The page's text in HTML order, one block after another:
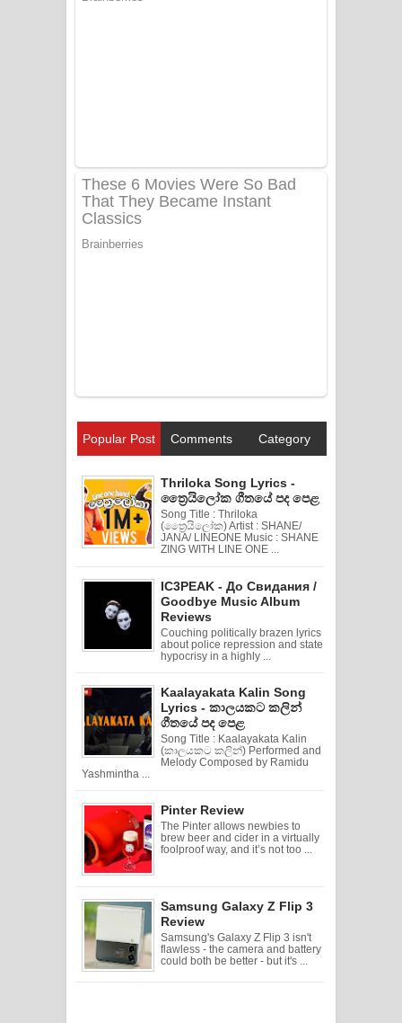
Popular Post Comments Category
Thriloka Song Lyrics -
ත්‍රෛයිලෝක ගීතයේ පද පෙළ
Song Title : Thriloka
(ත්‍රෛයිලෝක) Artist : SHANE/
JANA/ LINEONE Music : SHANE
ZING WITH LINE ONE ...
IC3PEAK - До Свидания /
Goodbye Music Album
Reviews
Couching politically brazen lyrics
about police repression and state
hypocrisy in a highly ...
Kaalayakata Kalin Song
Lyrics - කාලයකට කලින්
ගීතයේ පද පෙළ
Song Title : Kaalayakata Kalin
(කාලයකට කලින්) Performed and
Melody Composed by Ramidu
Yashmintha ...
Pinter Review
The Pinter allows newbies to
brew beer and cider in a virtually
foolproof way, and it’s not too ...
Samsung Galaxy Z Flip 3
Review
Samsung's Galaxy Z Flip 3 isn't
flawless - the camera and battery
could both be better - but it's ...